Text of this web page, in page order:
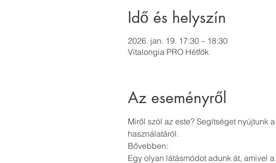
Idő és helyszín
2026. jan. 19. 17:30 – 18:30
Vitalongia PRO Hétfők
Az eseményről
Miről szól az este? Segítséget nyújtunk
használatáról.
Bővebben:
Egy olyan látásmódot adunk át, amivel